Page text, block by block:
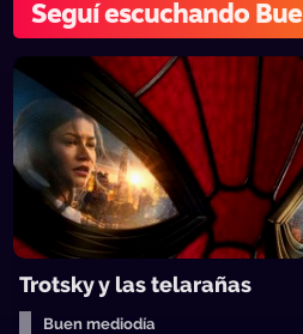
Seguí escuchando
Trotsky y las telarañas
Buen mediodía